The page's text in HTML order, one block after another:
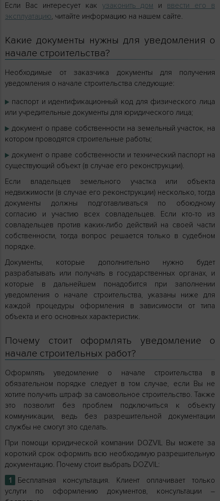
Если Вас интересует как узаконить дом и ввести его в
эксплуатацию, читайте информацию на нашем сайте.
Какие документы нужны для уведомления о
начале строительства?
Необходимые от заказчика документы для получения
уведомления о начале строительства следующие:
паспорт и идентификационный код для физического лица
или учредительные документы для юридического лица;
документ о праве собственности на земельный участок, на
котором проводятся строительные работы;
документ о праве собственности и технический паспорт на
существующий объект (в случае его реконструкции).
Если владельцев земельного участка или объекта
недвижимости (в случае его реконструкции) несколько, тогда
документы должны подготавливаться по обоюдному
согласию и участию всех совладельцев. Если кто-то из
совладельцев против каких-либо действий на своей части
собственности, тогда вопрос решается только в судебном
порядке.
Документы, которые дополнительно нужно будет
разрабатывать или получать в государственных органах, и
которые в дальнейшем понадобится при заполнении
уведомления о начале строительства, указаны ниже для
каждой процедуры оформления в зависимости от типа
объекта и его основных характеристик.
Почему стоит оформлять уведомление о
начале строительных работ?
Оформлять уведомление о начале строительства в
обязательном порядке следует в том случае, если Вы не
хотите получить штраф за самовольное строительство. Также
это позволит без проблем подключиться к объекту
коммуникации, ведь без разрешительной документации
службы не смогут это сделать.
При помощи юридической компании DOZVIL Вы можете за
короткий срок оформить всю необходимую разрешительную
документацию. Почему стоит выбрать DOZVIL:
Бесплатная консультация. Клиент оплачивает только
услуги по оформлению документов, консультации –